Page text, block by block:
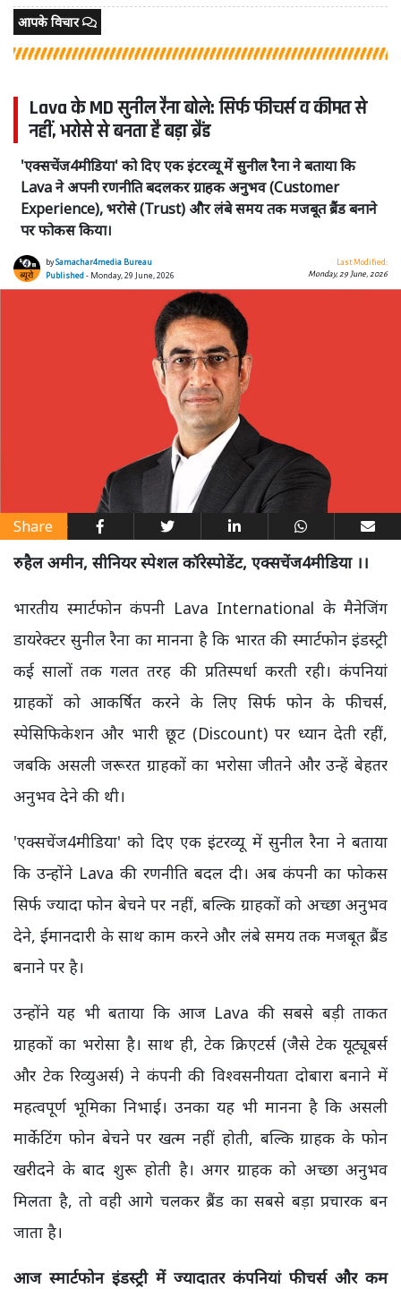
आपके विचार
Lava के MD सुनील रैना बोले: सिर्फ फीचर्स व कीमत से
नहीं, भरोसे से बनता है बड़ा ब्रैंड
'एक्सचेंज4मीडिया' को दिए एक इंटरव्यू में सुनील रैना ने बताया कि
Lava ने अपनी रणनीति बदलकर ग्राहक अनुभव (Customer
Experience), भरोसे (Trust) और लंबे समय तक मजबूत ब्रैंड बनाने
पर फोकस किया।
bySamachar4media Bureau
Published- Monday, 29 June, 2026
Last Modified:
Monday, 29 June, 2026
Share
रुहैल अमीन, सीनियर स्पेशल कॉरेस्पोडेंट, एक्सचेंज4मीडिया ।।
भारतीय स्मार्टफोन कंपनी Lava International के मैनेजिंग
डायरेक्टर सुनील रैना का मानना है कि भारत की स्मार्टफोन इंडस्ट्री
कई सालों तक गलत तरह की प्रतिस्पर्धा करती रही। कंपनियां
ग्राहकों को आकर्षित करने के लिए सिर्फ फोन के फीचर्स,
स्पेसिफिकेशन और भारी छूट (Discount) पर ध्यान देती रहीं,
जबकि असली जरूरत ग्राहकों का भरोसा जीतने और उन्हें बेहतर
अनुभव देने की थी।
'एक्सचेंज4मीडिया' को दिए एक इंटरव्यू में सुनील रैना ने बताया
कि उन्होंने Lava की रणनीति बदल दी। अब कंपनी का फोकस
सिर्फ ज्यादा फोन बेचने पर नहीं, बल्कि ग्राहकों को अच्छा अनुभव
देने, ईमानदारी के साथ काम करने और लंबे समय तक मजबूत ब्रैंड
बनाने पर है।
उन्होंने यह भी बताया कि आज Lava की सबसे बड़ी ताकत
ग्राहकों का भरोसा है। साथ ही, टेक क्रिएटर्स (जैसे टेक यूट्यूबर्स
और टेक रिव्युअर्स) ने कंपनी की विश्वसनीयता दोबारा बनाने में
महत्वपूर्ण भूमिका निभाई। उनका यह भी मानना है कि असली
मार्केटिंग फोन बेचने पर खत्म नहीं होती, बल्कि ग्राहक के फोन
खरीदने के बाद शुरू होती है। अगर ग्राहक को अच्छा अनुभव
मिलता है, तो वही आगे चलकर ब्रैंड का सबसे बड़ा प्रचारक बन
जाता है।
आज स्मार्टफोन इंडस्ट्री में ज्यादातर कंपनियां फीचर्स और कम